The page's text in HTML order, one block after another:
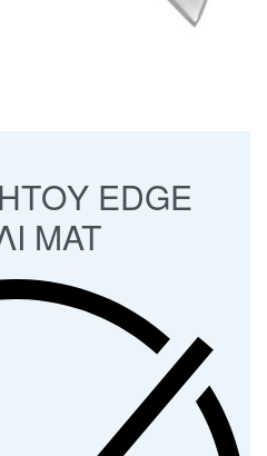
EDGE
MAT